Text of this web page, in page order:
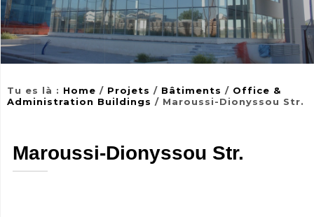
Tu es là : Home / Projets / Bâtiments / Office &
Administration Buildings / Maroussi-Dionyssou Str.
Maroussi-Dionyssou Str.